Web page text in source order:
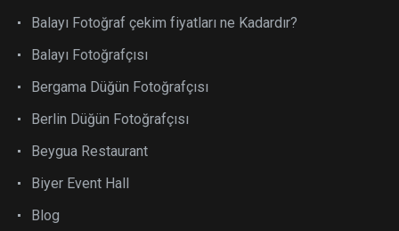
Balayı Fotoğraf çekim fiyatları ne Kadardır?
Balayı Fotoğrafçısı
Bergama Düğün Fotoğrafçısı
Berlin Düğün Fotoğrafçısı
Beygua Restaurant
Biyer Event Hall
Blog